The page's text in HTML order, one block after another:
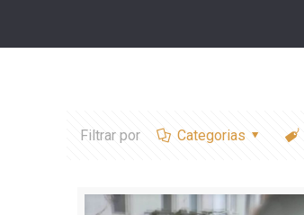
Filtrar por Categorias